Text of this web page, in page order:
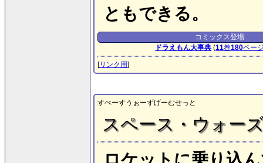
ともできる。
コミックス登場
ドラえもん大事典 (11巻180ペー
[リンク用]
すぺーすうぉーずげーむせっと
スペース・ウォー